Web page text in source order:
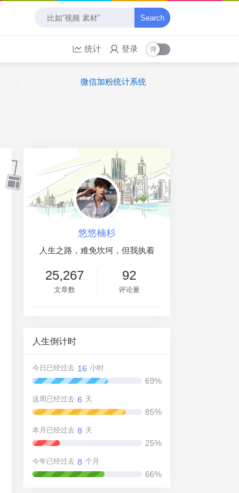
Search
统计 登录
微信加粉统计系统
悠悠楠杉
人生之路，难免坎坷，但我执着
25,267
文章数
92
评论量
人生倒计时
今日已经过去 16 小时
69%
这周已经过去 6 天
85%
本月已经过去 8 天
25%
今年已经过去 8 个月
66%